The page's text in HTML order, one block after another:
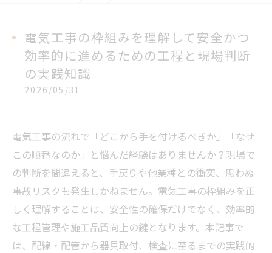
電気工事の枠組みを理解して安全かつ
効率的に進めるための工程と現場判断
の実践知識
2026/05/31
電気工事の流れで「どこから手を付けるべきか」「なぜ
この順番なのか」と悩んだ経験はありませんか？現場で
の判断を間違えると、手戻りや他業種との衝突、思わぬ
事故リスクも発生しかねません。電気工事の枠組みを正
しく理解することは、安全性の確保だけでなく、効率的
な工程管理や施工品質向上の鍵となります。本記事で
は、配線・配管から器具取付、検査に至るまでの実践的